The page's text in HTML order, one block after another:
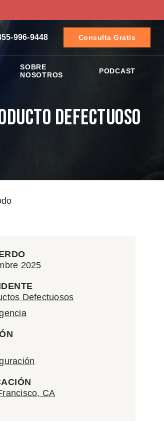
996-9448 Consulta Gratis
SOBRE
NOSOTROS
PODCAST
defectuoso
2025
Defectuosos
CA